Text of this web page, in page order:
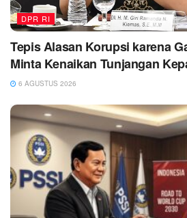
DPR RI
Tepis Alasan Korupsi karena
Minta Kenaikan Tunjangan
6 AGUSTUS 2026